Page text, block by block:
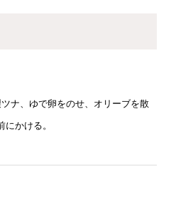
ナ、ゆで卵をのせ、オリーブを散
かける。